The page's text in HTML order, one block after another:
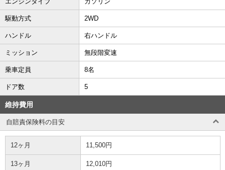
駆動方式 2WD
ハンドル 右ハンドル
ミッション 無段階変速
乗車定員 8名
ドア数 5
維持費用
自賠責保険料の目安
12ヶ月 11,500円
13ヶ月 12,010円